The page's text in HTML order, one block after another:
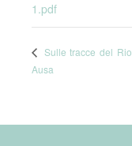
1.pdf
Sulle tracce del Rio
Ausa